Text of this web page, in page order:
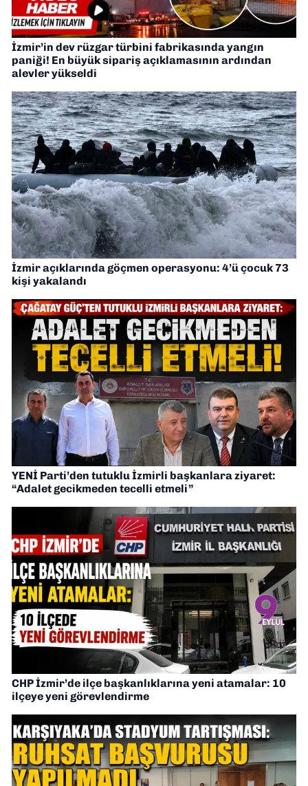
İzmir’in dev rüzgar türbini fabrikasında yangın
paniği! En büyük sipariş açıklamasının ardından
alevler yükseldi
İzmir açıklarında göçmen operasyonu: 4’ü çocuk 73
kişi yakalandı
YENİ Parti’den tutuklu İzmirli başkanlara ziyaret:
“Adalet gecikmeden tecelli etmeli”
CHP İzmir’de ilçe başkanlıklarına yeni atamalar: 10
ilçeye yeni görevlendirme